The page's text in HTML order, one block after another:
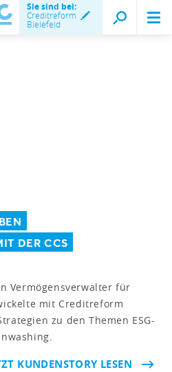
Sie sind bei:
Creditreform
Bielefeld
DER CCS
Vermögensverwalter für
mit Creditreform
zu den Themen ESG-
KUNDENSTORY LESEN